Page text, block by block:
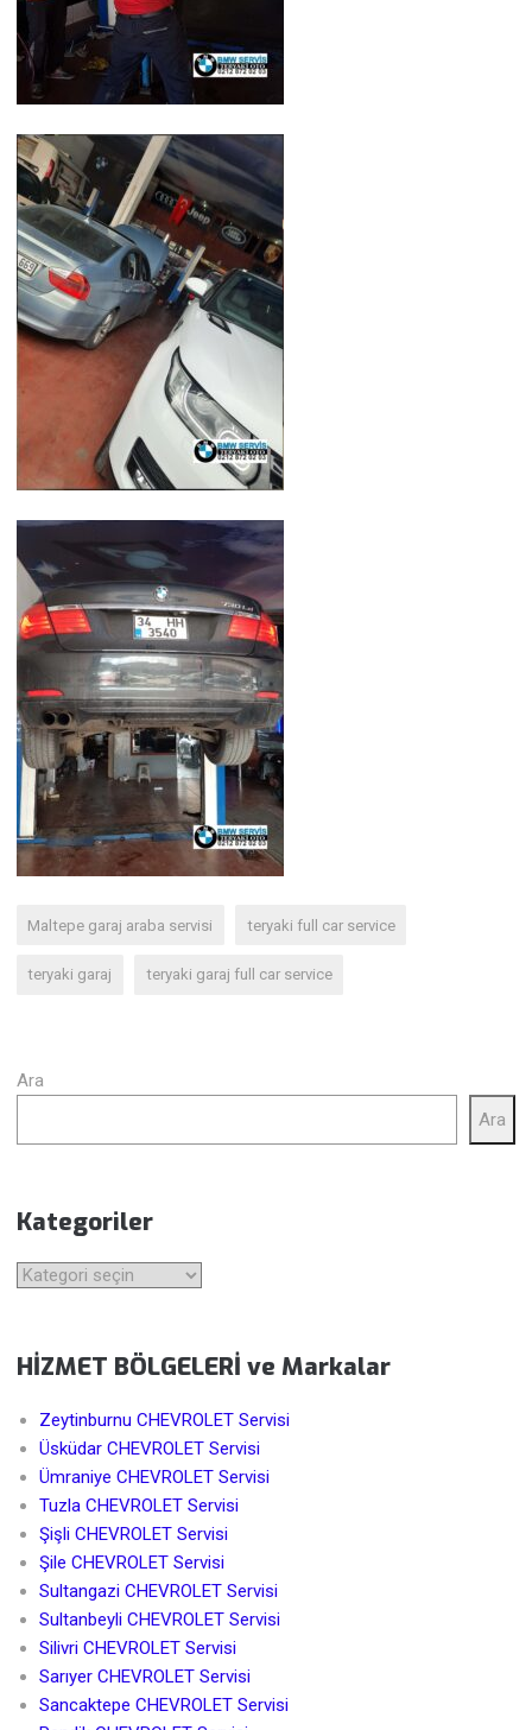
Maltepe garaj araba servisi teryaki full car service
teryaki garaj teryaki garaj full car service
Ara
Ara
Kategoriler
Kategoriler
HİZMET BÖLGELERİ ve Markalar
Zeytinburnu CHEVROLET Servisi
Üsküdar CHEVROLET Servisi
Ümraniye CHEVROLET Servisi
Tuzla CHEVROLET Servisi
Şişli CHEVROLET Servisi
Şile CHEVROLET Servisi
Sultangazi CHEVROLET Servisi
Sultanbeyli CHEVROLET Servisi
Silivri CHEVROLET Servisi
Sarıyer CHEVROLET Servisi
Sancaktepe CHEVROLET Servisi